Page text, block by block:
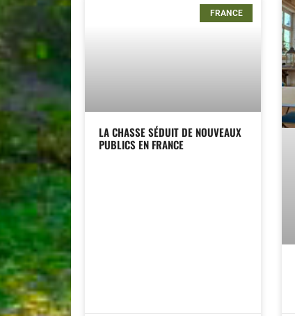
FRANCE
LA CHASSE SÉDUIT DE NOUVEAUX
PUBLICS EN FRANCE